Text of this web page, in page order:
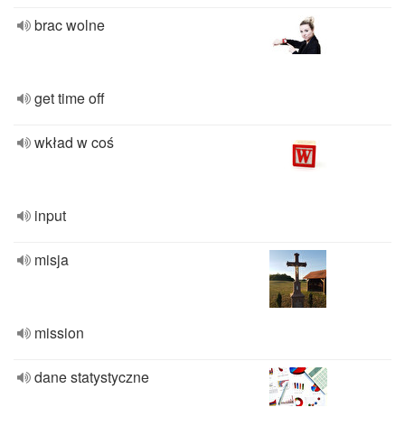
brac wolne
get time off
wkład w coś
input
misja
mission
dane statystyczne